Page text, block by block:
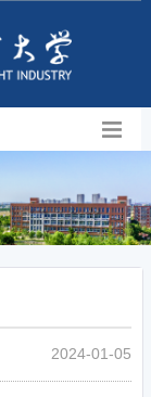
2024-01-05